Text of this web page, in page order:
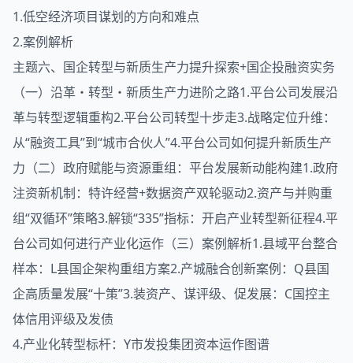
1.低空经济项目谋划的方向和难点
2.案例解析
主题六、国企转型与新质生产力提升探索+国企投融资实务
（一）沿革・转型・新质生产力进阶之路1.平台公司发展沿
革与转型逻辑重构2.平台公司转型十步走3.战略定位升维：
从“融资工具”到“城市合伙人”4.平台公司如何提升新质生产
力（二）政府赋能与资源重组：平台发展新动能构建1.政府
注资新机制：特许经营+数据资产双轮驱动2.资产与并购重
组“双循环”策略3.解锁“335”指标：开启产业转型新征程4.平
台公司如何进行产业化运作（三）案例解析1.县域平台整合
样本：L县国企架构重组方案2.产城融合创新案例：Q县国
企高质量发展“十策”3.装资产、谋评级、促发展：C国控主
体信用评级及发债
4.产业化转型标杆：Y市发投集团资本运作图谱